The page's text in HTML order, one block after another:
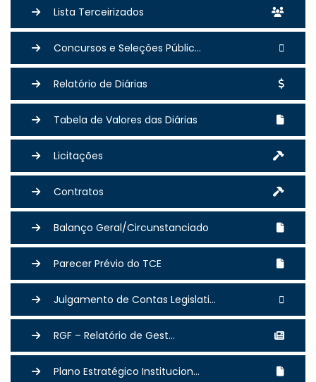
Lista Terceirizados
Concursos e Seleções Públic...
Relatório de Diárias
Tabela de Valores das Diárias
Licitações
Contratos
Balanço Geral/Circunstanciado
Parecer Prévio do TCE
Julgamento de Contas Legislati...
RGF – Relatório de Gest...
Plano Estratégico Institucion...